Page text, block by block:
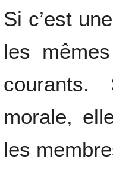
Si c’est
les
courants.
morale,
les